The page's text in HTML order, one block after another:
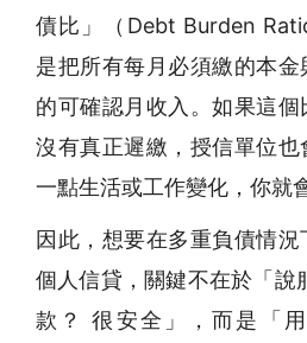
債比」（Debt Burden
是把所有每月必須繳的本
的可確認月收入。如果這
沒有真正遲繳，授信單位也
一點生活或工作變化，你就
因此，想要在多重負債情
個人信貸，關鍵不在於「說
款？ 很安全」，而是「